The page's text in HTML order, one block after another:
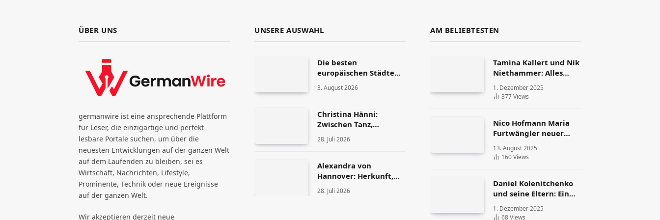
ÜBER UNS
germanwire ist eine ansprechende Plattform
für Leser, die einzigartige und perfekt
lesbare Portale suchen, um über die
neuesten Entwicklungen auf der ganzen Welt
auf dem Laufenden zu bleiben, sei es
Wirtschaft, Nachrichten, Lifestyle,
Prominente, Technik oder neue Ereignisse
auf der ganzen Welt.
Wir akzeptieren derzeit neue
UNSERE AUSWAHL
Die besten
europäischen Städte
Auslandspraktikum
3. August 2026
Christina Hänni:
Zwischen Tanz,
Fernsehen und
Persönlichkeit
28. Juli 2026
Alexandra von
Hannover: Herkunft,
Karriere und
Privatleben
28. Juli 2026
AM BELIEBTESTEN
Tamina Kallert und Nik
Niethammer: Alles
über die Scheidung
und ihr Leben danach
1. Dezember 2025
377Views
Nico Hofmann Maria
Furtwängler neuer
13. August 2025
160Views
Daniel Kolenitchenko
und seine Eltern: Ein
Blick auf Familie und
Herkunft
1. Dezember 2025
68Views